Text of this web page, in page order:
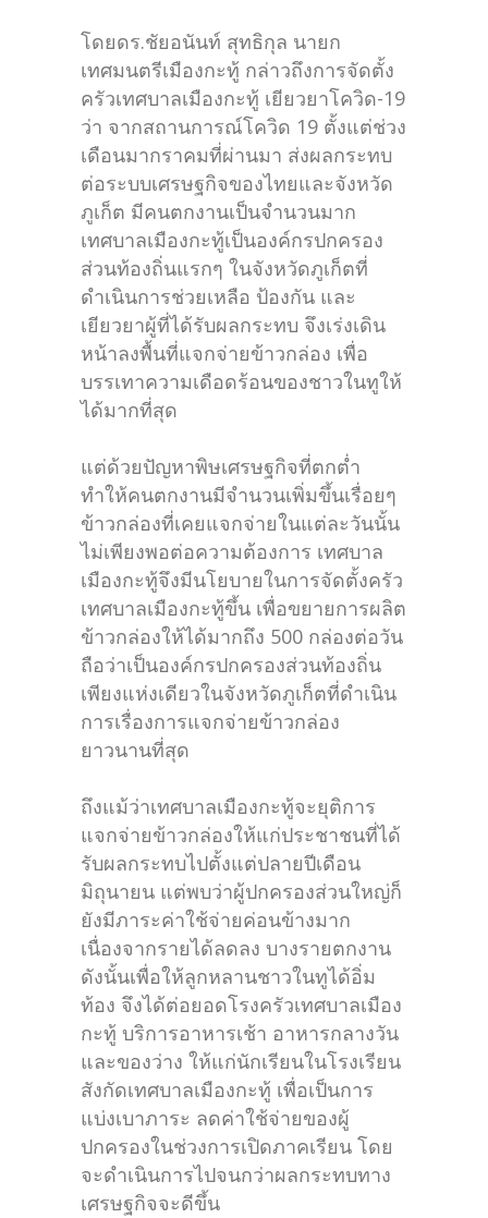
โดยดร.ชัยอนันท์ สุทธิกุล นายก
เทศมนตรีเมืองกะทู้ กล่าวถึงการจัดตั้ง
ครัวเทศบาลเมืองกะทู้ เยียวยาโควิด-19
ว่า จากสถานการณ์โควิด 19 ตั้งแต่ช่วง
เดือนมากราคมที่ผ่านมา ส่งผลกระทบ
ต่อระบบเศรษฐกิจของไทยและจังหวัด
ภูเก็ต มีคนตกงานเป็นจำนวนมาก
เทศบาลเมืองกะทู้เป็นองค์กรปกครอง
ส่วนท้องถิ่นแรกๆ ในจังหวัดภูเก็ตที่
ดำเนินการช่วยเหลือ ป้องกัน และ
เยียวยาผู้ที่ได้รับผลกระทบ จึงเร่งเดิน
หน้าลงพื้นที่แจกจ่ายข้าวกล่อง เพื่อ
บรรเทาความเดือดร้อนของชาวในทูให้
ได้มากที่สุด
แต่ด้วยปัญหาพิษเศรษฐกิจที่ตกต่ำ
ทำให้คนตกงานมีจำนวนเพิ่มขึ้นเรื่อยๆ
ข้าวกล่องที่เคยแจกจ่ายในแต่ละวันนั้น
ไม่เพียงพอต่อความต้องการ เทศบาล
เมืองกะทู้จึงมีนโยบายในการจัดตั้งครัว
เทศบาลเมืองกะทู้ขึ้น เพื่อขยายการผลิต
ข้าวกล่องให้ได้มากถึง 500 กล่องต่อวัน
ถือว่าเป็นองค์กรปกครองส่วนท้องถิ่น
เพียงแห่งเดียวในจังหวัดภูเก็ตที่ดำเนิน
การเรื่องการแจกจ่ายข้าวกล่อง
ยาวนานที่สุด
ถึงแม้ว่าเทศบาลเมืองกะทู้จะยุติการ
แจกจ่ายข้าวกล่องให้แก่ประชาชนที่ได้
รับผลกระทบไปตั้งแต่ปลายปีเดือน
มิถุนายน แต่พบว่าผู้ปกครองส่วนใหญ่ก็
ยังมีภาระค่าใช้จ่ายค่อนข้างมาก
เนื่องจากรายได้ลดลง บางรายตกงาน
ดังนั้นเพื่อให้ลูกหลานชาวในทูได้อิ่ม
ท้อง จึงได้ต่อยอดโรงครัวเทศบาลเมือง
กะทู้ บริการอาหารเช้า อาหารกลางวัน
และของว่าง ให้แก่นักเรียนในโรงเรียน
สังกัดเทศบาลเมืองกะทู้ เพื่อเป็นการ
แบ่งเบาภาระ ลดค่าใช้จ่ายของผู้
ปกครองในช่วงการเปิดภาคเรียน โดย
จะดำเนินการไปจนกว่าผลกระทบทาง
เศรษฐกิจจะดีขึ้น